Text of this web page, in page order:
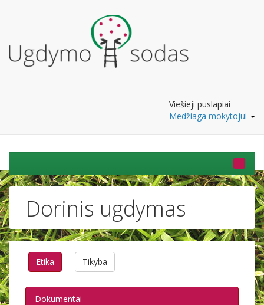
Viešieji puslapiai
Medžiaga mokytojui
Dorinis ugdymas
Etika Tikyba
Dokumentai